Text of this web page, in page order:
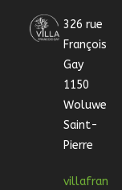
326 rue
François
Gay
1150
Woluwe
Saint-
Pierre
villafran